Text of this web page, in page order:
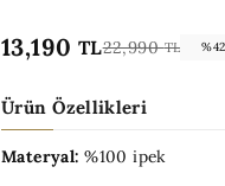
13,190 TL22,990TL
Ürün Özellikleri
Materyal: %100 ipek